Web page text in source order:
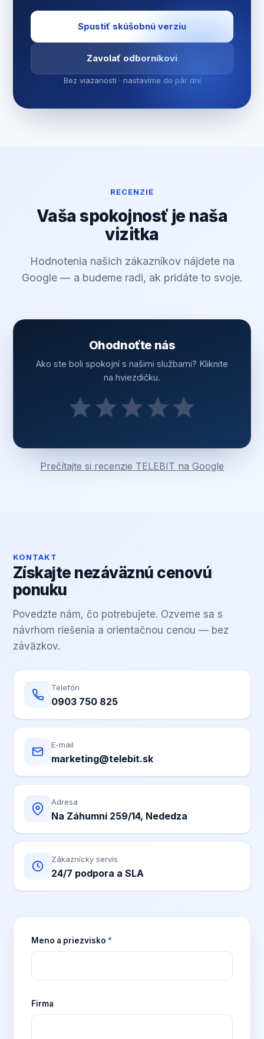
Spustiť skúšobnú verziu
Zavolať odborníkovi
Bez viazanosti · nastavíme do pár dní
RECENZIE
Vaša spokojnosť je naša
vizitka
Hodnotenia našich zákazníkov nájdete na
Google — a budeme radi, ak pridáte to svoje.
Ohodnoťte nás
Ako ste boli spokojní s našimi službami? Kliknite
na hviezdičku.
Prečítajte si recenzie TELEBIT na Google
KONTAKT
Získajte nezáväznú cenovú
ponuku
Povedzte nám, čo potrebujete. Ozveme sa s
návrhom riešenia a orientačnou cenou — bez
záväzkov.
Telefón
0903 750 825
E-mail
marketing@telebit.sk
Adresa
Na Záhumní 259/14, Nededza
Zákaznícky servis
24/7 podpora a SLA
Meno a priezvisko *
Firma